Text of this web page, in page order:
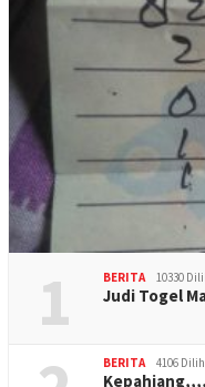
1 BERITA 10330
Judi Togel
BERITA 4106